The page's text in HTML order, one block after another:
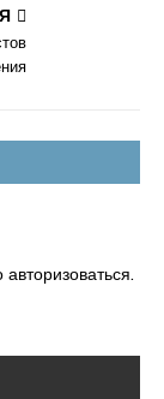
авторизоваться.